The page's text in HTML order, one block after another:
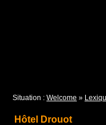
Situation : Welcome »
Hôtel Drouot